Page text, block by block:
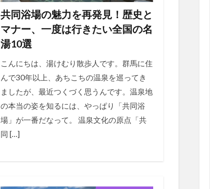
共同浴場の魅力を再発見！歴史と
マナー、一度は行きたい全国の名
湯10選
こんにちは、湯けむり散歩人です。群馬に住
んで30年以上、あちこちの温泉を巡ってき
ましたが、最近つくづく思うんです。温泉地
の本当の姿を知るには、やっぱり「共同浴
場」が一番だなって。 温泉文化の原点「共
同 […]